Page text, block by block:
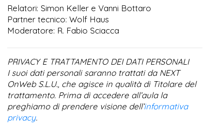
Relatori: Simon Keller e Vanni Bottaro
Partner tecnico: Wolf Haus
Moderatore: R. Fabio Sciacca
PRIVACY E TRATTAMENTO DEI DATI PERSONALI
I suoi dati personali saranno trattati da NEXT
OnWeb S.L.U., che agisce in qualità di Titolare del
trattamento. Prima di accedere all’aula la
preghiamo di prendere visione dell’informativa
privacy.